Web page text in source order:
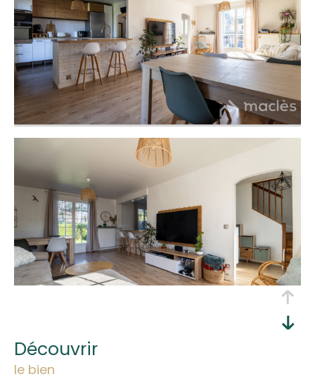
découvrir
le bien